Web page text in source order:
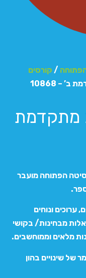
/ קורסים
– 10868
מתקדמת
של האוניברסיטה הפתוחה מועבר
ערוכים ונוחים
מבחינות/ בקושי
מלאים וממוחשבים.
של שינויים בהון